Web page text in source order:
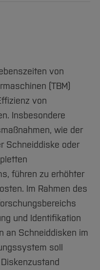
von
(TBM)
von
Insbesondere
wie der
Schneiddiske oder
führen zu erhöhter
Im Rahmen des
und Identifikation
an Schneiddisken im
soll